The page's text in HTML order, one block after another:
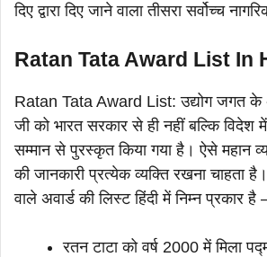
दिए द्वारा दिए जाने वाला तीसरा सर्वोच्च
Ratan Tata Award List In
Ratan Tata Award List: उद्योग जगत के
जी को भारत सरकार से ही नहीं बल्कि विदेश
सम्मान से पुरस्कृत किया गया है। ऐसे महान
की जानकारी प्रत्येक व्यक्ति रखना चाहता
वाले अवार्ड की लिस्ट हिंदी में निम्न प्रकार है
रतन टाटा को वर्ष 2000 में मिला